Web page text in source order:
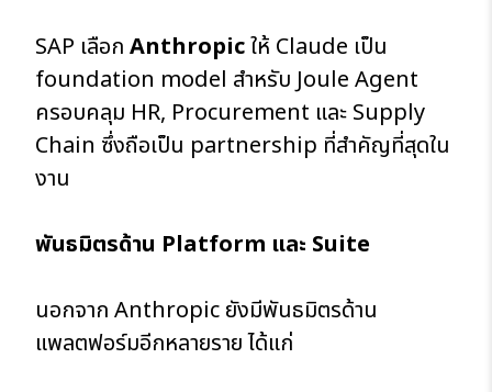
SAP เลือก Anthropicให้ Claude เป็น
foundation model สำหรับ Joule Agent
ครอบคลุม HR, Procurement และ Supply
Chain ซึ่งถือเป็น partnership ที่สำคัญที่สุดใน
งาน
พันธมิตรด้าน Platform และ Suite
นอกจาก Anthropic ยังมีพันธมิตรด้าน
แพลตฟอร์มอีกหลายราย ได้แก่